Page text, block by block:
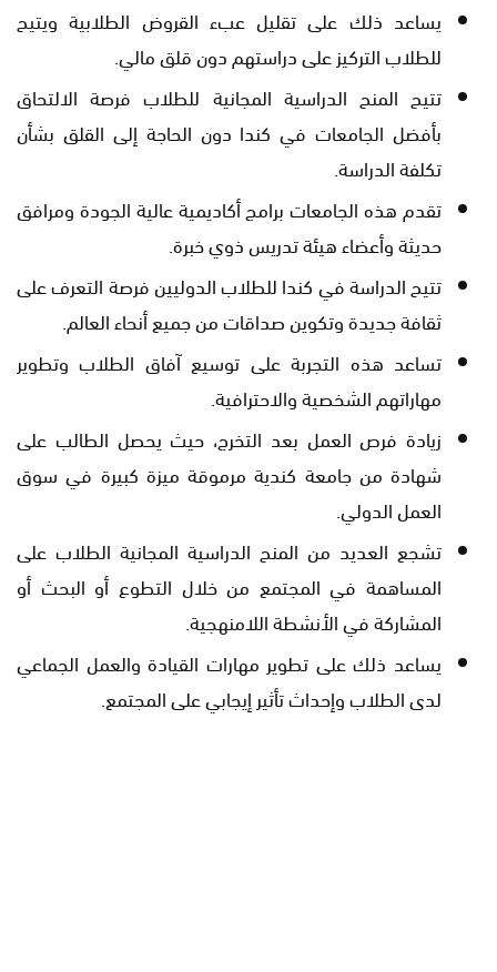
يساعد ذلك على تقليل عبء القروض الطلابية ويتيح
للطلاب التركيز على دراستهم دون قلق مالي.
تتيح المنح الدراسية المجانية للطلاب فرصة الالتحاق
بأفضل الجامعات في كندا دون الحاجة إلى القلق بشأن
تكلفة الدراسة.
تقدم هذه الجامعات برامج أكاديمية عالية الجودة ومرافق
حديثة وأعضاء هيئة تدريس ذوي خبرة.
تتيح الدراسة في كندا للطلاب الدوليين فرصة التعرف على
ثقافة جديدة وتكوين صداقات من جميع أنحاء العالم.
تساعد هذه التجربة على توسيع آفاق الطلاب وتطوير
مهاراتهم الشخصية والاحترافية.
زيادة فرص العمل بعد التخرج، حيث يحصل الطالب على
شهادة من جامعة كندية مرموقة ميزة كبيرة في سوق
العمل الدولي.
تشجع العديد من المنح الدراسية المجانية الطلاب على
المساهمة في المجتمع من خلال التطوع أو البحث أو
المشاركة في الأنشطة اللامنهجية.
يساعد ذلك على تطوير مهارات القيادة والعمل الجماعي
لدى الطلاب وإحداث تأثير إيجابي على المجتمع.